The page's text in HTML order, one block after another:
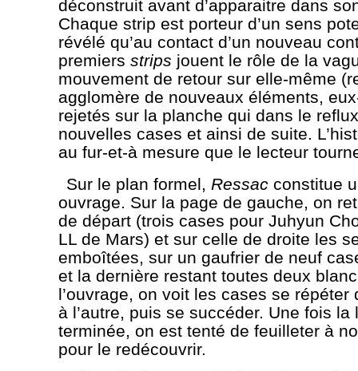
déconstruit avant d’apparaitre dans
Chaque strip est porteur d’un sens
révélé qu’au contact d’un nouveau
premiers strips jouent le rôle de la
mouvement de retour sur elle-même
agglomère de nouveaux éléments,
rejetés sur la planche qui dans le
nouvelles cases et ainsi de suite.
au fur-et-à mesure que le lecteur
Sur le plan formel, Ressacconstitue
ouvrage. Sur la page de gauche, on
de départ (trois cases pour Juhyun
LL de Mars) et sur celle de droite les
emboîtées, sur un gaufrier de neuf
et la dernière restant toutes deux
l’ouvrage, on voit les cases se répéter
à l’autre, puis se succéder. Une fois la
terminée, on est tenté de feuilleter à
pour le redécouvrir.